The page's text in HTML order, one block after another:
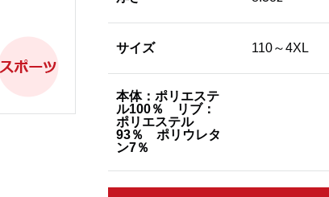
サイズ 110～4XL
本体：ポリエステ
ル100％ リブ：
ポリエステル
93％ ポリウレタ
ン7％